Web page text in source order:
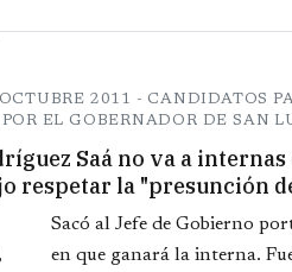
2011 - CANDIDATOS
EL GOBERNADOR DE SAN
Saá no va a
respetar la "presunción
Sacó al Jefe de Gobierno
en que ganará la interna.